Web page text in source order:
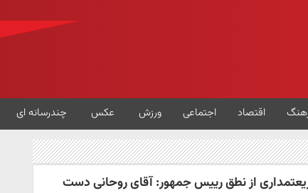
اقتصاد اجتماعی ورزش عکس چندرسانه ای
از نطق رییس جمهور: آقای روحانی دست